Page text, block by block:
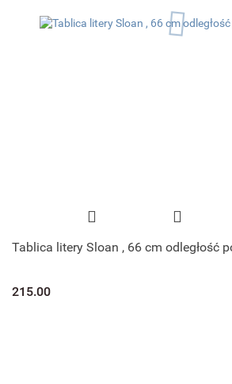
Tablica litery Sloan , 66 cm odległość
215.00